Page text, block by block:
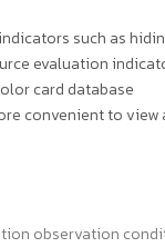
such as
evaluation
card database
convenient to view
observation